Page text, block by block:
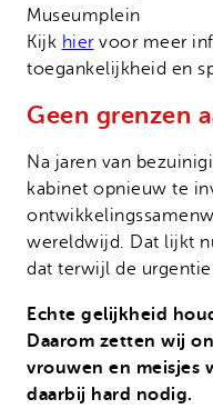
Museumplein
Kijk hiervoor meer
toegankelijkheid en
Geen grenzen
Na jaren van
kabinet opnieuw te
wereldwijd. Dat lijkt
dat terwijl de
Echte gelijkheid
Daarom zetten wij
vrouwen en meisjes
daarbij hard nodig.